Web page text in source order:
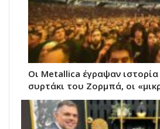
Οι Metallica έγραψαν
συρτάκι του Ζορμπά, οι